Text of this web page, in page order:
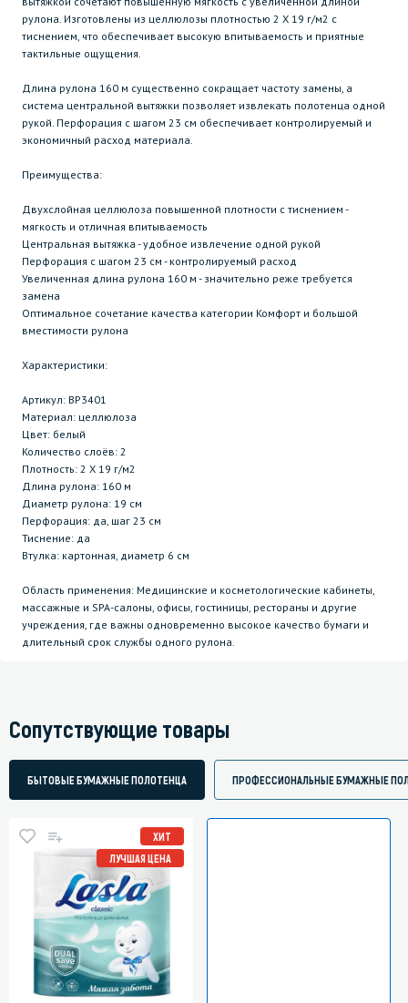
рулона. Изготовлены из целлюлозы плотностью 2 Х 19 г/м2 с
тиснением, что обеспечивает высокую впитываемость и приятные
тактильные ощущения.
Длина рулона 160 м существенно сокращает частоту замены, а
система центральной вытяжки позволяет извлекать полотенца одной
рукой. Перфорация с шагом 23 см обеспечивает контролируемый и
экономичный расход материала.
Преимущества:
Двухслойная целлюлоза повышенной плотности с тиснением -
мягкость и отличная впитываемость
Центральная вытяжка - удобное извлечение одной рукой
Перфорация с шагом 23 см - контролируемый расход
Увеличенная длина рулона 160 м - значительно реже требуется
замена
Оптимальное сочетание качества категории Комфорт и большой
вместимости рулона
Характеристики:
Артикул: BP3401
Материал: целлюлоза
Цвет: белый
Количество слоёв: 2
Плотность: 2 Х 19 г/м2
Длина рулона: 160 м
Диаметр рулона: 19 см
Перфорация: да, шаг 23 см
Тиснение: да
Втулка: картонная, диаметр 6 см
Область применения: Медицинские и косметологические кабинеты,
массажные и SPA-салоны, офисы, гостиницы, рестораны и другие
учреждения, где важны одновременно высокое качество бумаги и
длительный срок службы одного рулона.
Сопутствующие товары
БЫТОВЫЕ БУМАЖНЫЕ ПОЛОТЕНЦА ПРОФЕССИОНАЛЬНЫЕ БУМАЖНЫЕ
ХИТ
ЛУЧШАЯ ЦЕНА